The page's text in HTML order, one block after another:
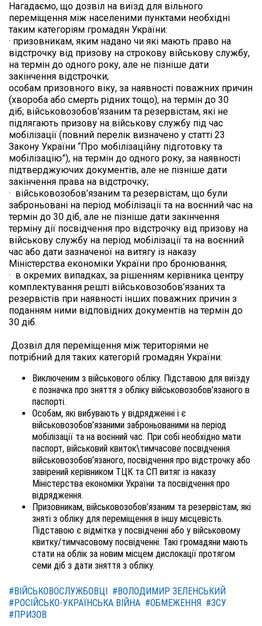
Нагадаємо, що дозвіл на виїзд для вільного
переміщення між населеними пунктами необхідні
таким категоріям громадян України:
· призовникам, яким надано чи які мають право на
відстрочку від призову на строкову військову службу,
на термін до одного року, але не пізніше дати
закінчення відстрочки;
особам призовного віку, за наявності поважних причин
(хвороба або смерть рідних тощо), на термін до 30
діб; військовозобов’язаним та резервістам, які не
підлягають призову на військову службу під час
мобілізації (повний перелік визначено у статті 23
Закону України “Про мобілізаційну підготовку та
мобілізацію”), на термін до одного року, за наявності
підтверджуючих документів, але не пізніше дати
закінчення права на відстрочку;
·  військовозобов’язаним та резервістам, що були
заброньовані на період мобілізації та на воєнний час на
термін до 30 діб, але не пізніше дати закінчення
терміну дії посвідчення про відстрочку від призову на
військову службу на період мобілізації та на воєнний
час або дати зазначеної на витягу із наказу
Міністерства економіки України про бронювання;
·  в окремих випадках, за рішенням керівника центру
комплектування решті військовозобов’язаних та
резервістів при наявності інших поважних причин з
поданням ними відповідних документів на термін до
30 діб.
потрібний для таких категорій громадян України:
Виключеним з військового обліку. Підставою для виїзду
є позначка про зняття з обліку військовозобов'язаного в
паспорті.
Особам, які вибувають у відрядженні і є
військовозобов’язаними заброньованими на період
мобілізації та на воєнний час. При собі необхідно мати
паспорт, військовий квиток\тимчасове посвідчення
військовозобов’язаного, посвідчення про відстрочку або
завірений керівником ТЦК та СП витяг із наказу
Міністерства економіки України та посвідчення про
відрядження.
Призовникам, військовозобов’язаним та резервістам, які
зняті з обліку для переміщення в іншу місцевість.
Підставою є відмітка у посвідченні або у військовому
квитку/тимчасовому посвідченні. Такі громадяни мають
стати на облік за новим місцем дислокації протягом
семи діб з дати зняття з обліку.
#ВІЙСЬКОВОСЛУЖБОВЦІ #ВОЛОДИМИР ЗЕЛЕНСЬКИЙ
#РОСІЙСЬКО-УКРАЇНСЬКА ВІЙНА #ОБМЕЖЕННЯ #ЗСУ
#ПРИЗОВ